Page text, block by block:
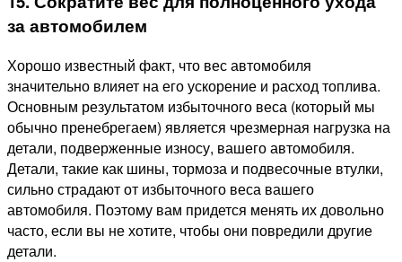
за автомобилем
Хорошо известный факт, что вес автомобиля
значительно влияет на его ускорение и расход топлива.
Основным результатом избыточного веса (который мы
обычно пренебрегаем) является чрезмерная нагрузка на
детали, подверженные износу, вашего автомобиля.
Детали, такие как шины, тормоза и подвесочные втулки,
сильно страдают от избыточного веса вашего
автомобиля. Поэтому вам придется менять их довольно
часто, если вы не хотите, чтобы они повредили другие
детали.